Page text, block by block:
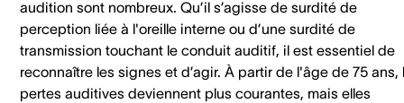
audition sont nombreux. Qu’il s’agisse de surdité de
perception liée à l'oreille interne ou d’une surdité de
transmission touchant le conduit auditif, il est essentiel de
reconnaître les signes et d’agir. À partir de l'âge de 75 ans,
pertes auditives deviennent plus courantes, mais elles